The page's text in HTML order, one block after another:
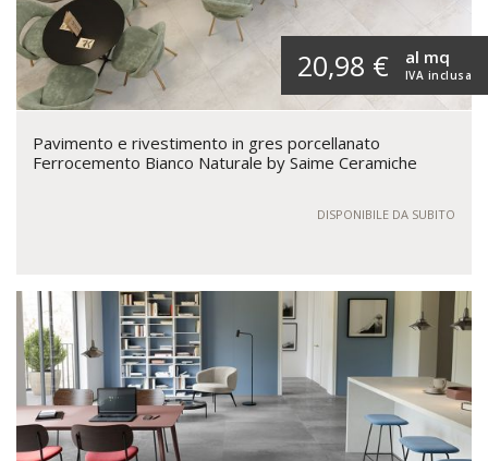
20,98 € IVA inclusa
al mq
Pavimento e rivestimento in gres porcellanato
Ferrocemento Bianco Naturale by Saime Ceramiche
DISPONIBILE DA SUBITO